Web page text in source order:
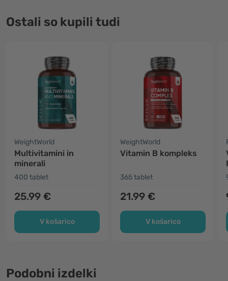
Ostali so kupili tudi
WeightWorld
Multivitamini in
minerali
400 tablet
25.99 €
V košarico
WeightWorld
Vitamin B kompleks
365 tablet
21.99 €
V košarico
Podobni izdelki